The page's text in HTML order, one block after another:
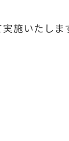
施いたし